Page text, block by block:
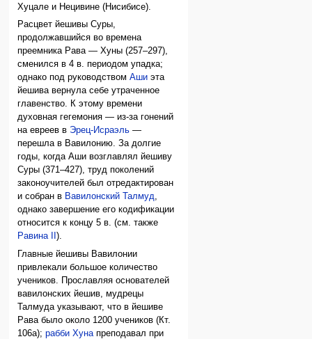
Хуцале и Нецивине (Нисибисе).
Расцвет йешивы Суры,
продолжавшийся во времена
преемника Рава — Хуны (257–297),
сменился в 4 в. периодом упадка;
однако под руководствомАши эта
йешива вернула себе утраченное
главенство. К этому времени
духовная гегемония — из-за гонений
на евреев в Эрец-Исраэль —
перешла в Вавилонию. За долгие
годы, когда Аши возглавлял йешиву
Суры (371–427), труд поколений
законоучителей был отредактирован
и собран в Вавилонский Талмуд,
однако завершение его кодификации
относится к концу 5 в. (см. также
Равина II ).
Главные йешивы Вавилонии
привлекали большое количество
учеников. Прославляя основателей
вавилонских йешив, мудрецы
Талмуда указывают, что в йешиве
Рава было около 1200 учеников (Кт.
106а);рабби Хуна преподавал при